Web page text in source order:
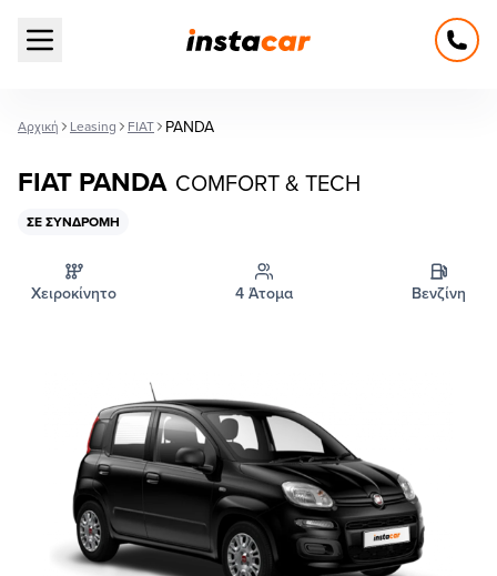
Open main menu
Αρχική Leasing FIAT PANDA
FIAT PANDA COMFORT & TECH
ΣΕ ΣΥΝΔΡΟΜΉ
Χειροκίνητο 4 Άτομα Βενζίνη